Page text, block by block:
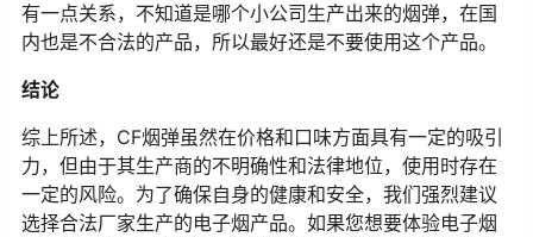
有一点关系，不知道是哪个小公司生产出来的烟弹，在国
内也是不合法的产品，所以最好还是不要使用这个产品。
结论
综上所述，CF烟弹虽然在价格和口味方面具有一定的吸引
力，但由于其生产商的不明确性和法律地位，使用时存在
一定的风险。为了确保自身的健康和安全，我们强烈建议
选择合法厂家生产的电子烟产品。如果您想要体验电子烟